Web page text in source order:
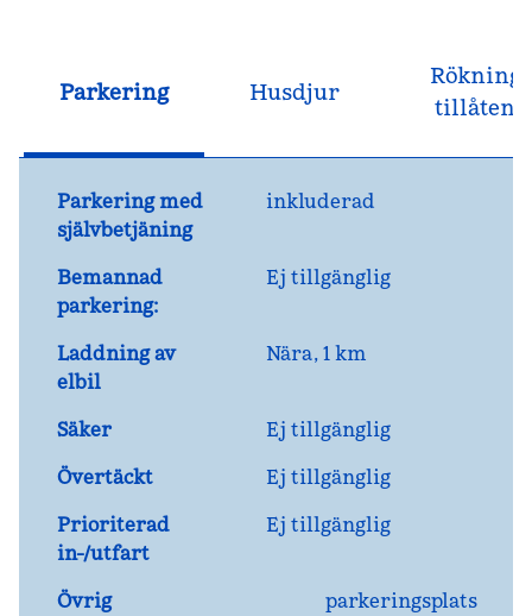
Parkering Husdjur
Rökning
tillåten
Parkering med
självbetjäning
inkluderad
Bemannad
parkering:
Ej tillgänglig
Laddning av
elbil
Nära, 1 km
Säker
Ej tillgänglig
Övertäckt
Ej tillgänglig
Prioriterad
in-/utfart
Ej tillgänglig
Övrig
parkeringsplats